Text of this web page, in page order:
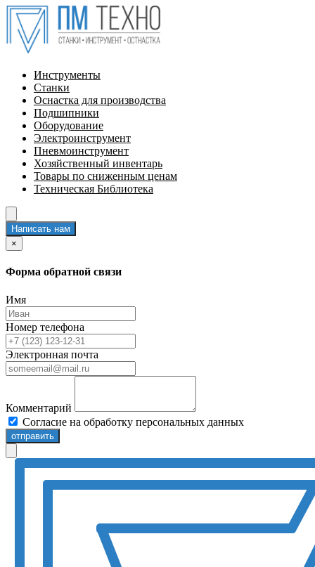
Инструменты
Станки
Оснастка для производства
Подшипники
Оборудование
Электроинструмент
Пневмоинструмент
Хозяйственный инвентарь
Товары по сниженным ценам
Техническая Библиотека
Написать нам
×
Форма обратной связи
Имя
Номер телефона
Электронная почта
Комментарий
Согласие на обработку персональных данных
отправить